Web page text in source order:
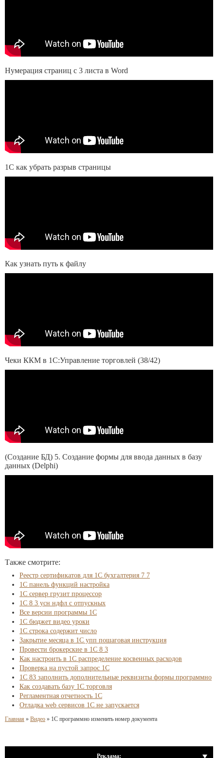
Нумерация страниц с 3 листа в Word
1С как убрать разрыв страницы
Как узнать путь к файлу
Чеки ККМ в 1С:Управление торговлей (38/42)
(Создание БД) 5. Создание формы для ввода данных в базу
данных (Delphi)
Также смотрите:
Реестр сертификатов для 1С бухгалтерия 7 7
1С панель функций настройка
1С сервер грузит процессор
1С 8 3 усн ндфл с отпускных
Все версии программы 1С
1С бюджет видео уроки
1С строка содержит число
Закрытие месяца в 1С упп пошаговая инструкция
Провести брокерские в 1С 8 3
Как настроить в 1С распределение косвенных расходов
Проверка на пустой запрос 1С
1С 83 заполнить дополнительные реквизиты формы программно
Как создавать базу 1С торговля
Регламентная отчетность 1С
Отладка web сервисов 1С не запускается
Главная » Видео » 1С программно изменить номер документа
Реклама: